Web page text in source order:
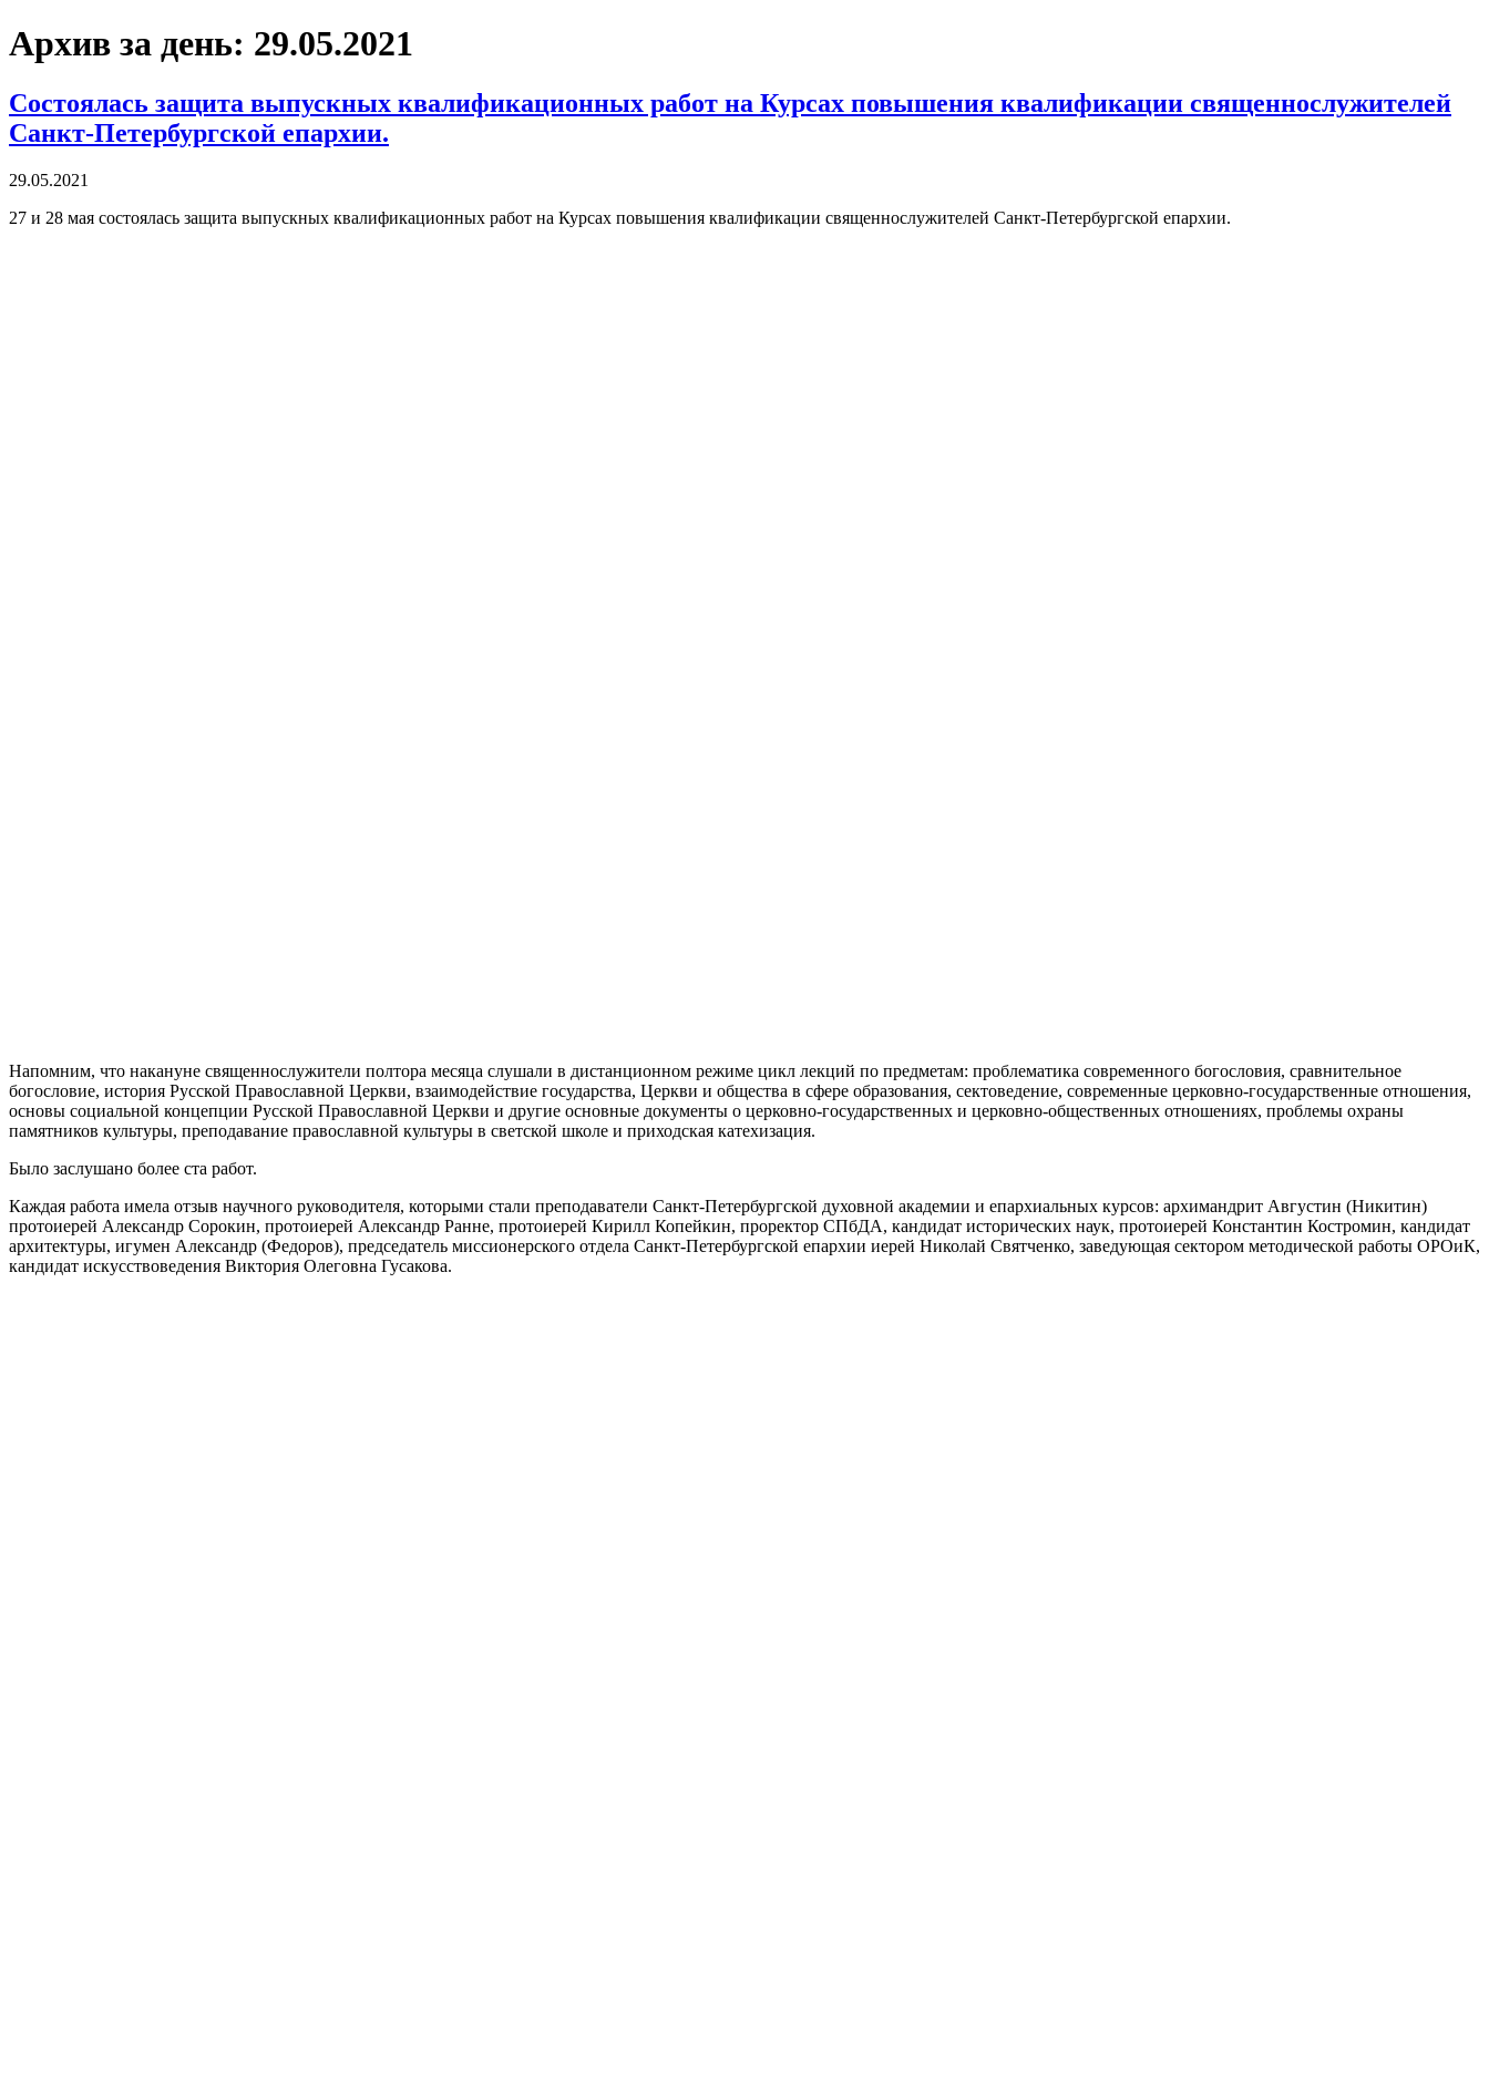
Архив за день: 29.05.2021
Cостоялась защита выпускных квалификационных работ на Курсах повышения квалификации священнослужителей
Санкт-Петербургской епархии.
29.05.2021
27 и 28 мая состоялась защита выпускных квалификационных работ на Курсах повышения квалификации священнослужителей Санкт-Петербургской епархии.
Напомним, что накануне священнослужители полтора месяца слушали в дистанционном режиме цикл лекций по предметам: проблематика современного богословия, сравнительное
богословие, история Русской Православной Церкви, взаимодействие государства, Церкви и общества в сфере образования, сектоведение, современные церковно-государственные отношения,
основы социальной концепции Русской Православной Церкви и другие основные документы о церковно-государственных и церковно-общественных отношениях, проблемы охраны
памятников культуры, преподавание православной культуры в светской школе и приходская катехизация.
Было заслушано более ста работ.
Каждая работа имела отзыв научного руководителя, которыми стали преподаватели Санкт-Петербургской духовной академии и епархиальных курсов: архимандрит Августин (Никитин)
протоиерей Александр Сорокин, протоиерей Александр Ранне, протоиерей Кирилл Копейкин, проректор СПбДА, кандидат исторических наук, протоиерей Константин Костромин, кандидат
архитектуры, игумен Александр (Федоров), председатель миссионерского отдела Санкт-Петербургской епархии иерей Николай Святченко, заведующая сектором методической работы ОРОиК,
кандидат искусствоведения Виктория Олеговна Гусакова.